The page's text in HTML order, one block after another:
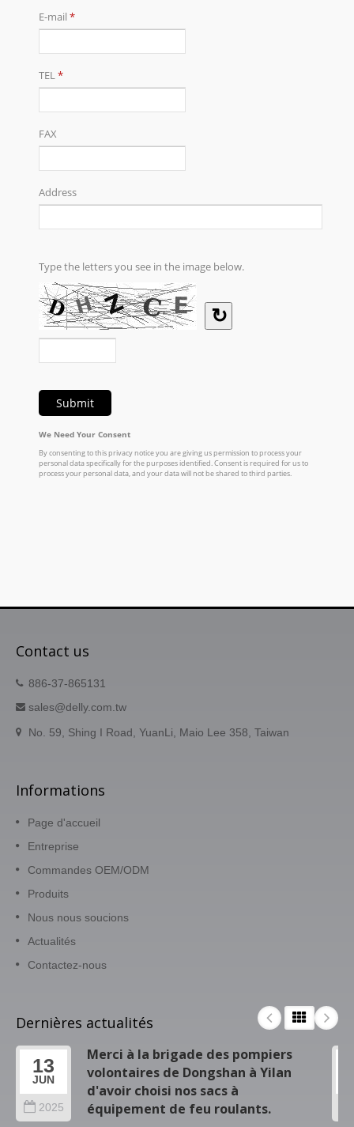
Contact us
886-37-865131
sales@delly.com.tw
No. 59, Shing I Road, YuanLi, Maio Lee 358, Taiwan
Informations
Page d'accueil
Entreprise
Commandes OEM/ODM
Produits
Nous nous soucions
Actualités
Contactez-nous
Dernières actualités
13
JUN
2025
Merci à la brigade des pompiers
volontaires de Dongshan à Yilan
d'avoir choisi nos sacs à
équipement de feu roulants.